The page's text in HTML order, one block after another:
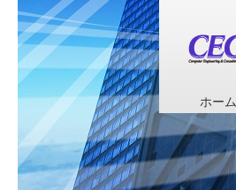
ホーム